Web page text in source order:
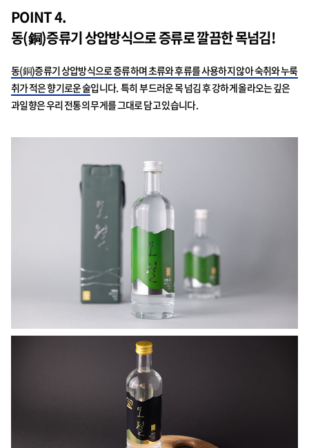
POINT 4.
동(銅)증류기 상압방식으로 증류로 깔끔한 목넘김!
동(銅)증류기 상압방식으로 증류하며 초류와 후류를 사용하지 않아 숙취와 누룩
취가 적은 향기로운 술입니다. 특히 부드러운 목 넘김 후 강하게 올라오는 깊은
과일향은 우리 전통의 무게를 그대로 담고 있습니다.